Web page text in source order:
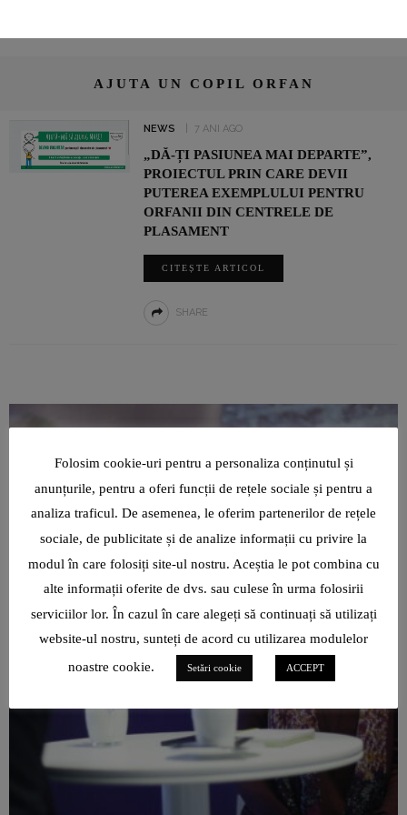
AJUTA UN COPIL ORFAN
NEWS 7 ANI AGO
„DĂ-ȚI PASIUNEA MAI DEPARTE”,
PROIECTUL PRIN CARE DEVII
PUTEREA EXEMPLULUI PENTRU
ORFANII DIN CENTRELE DE
PLASAMENT
CITEȘTE ARTICOL
SHARE
Folosim cookie-uri pentru a personaliza conținutul și
anunțurile, pentru a oferi funcții de rețele sociale și pentru a
analiza traficul. De asemenea, le oferim partenerilor de rețele
sociale, de publicitate și de analize informații cu privire la
modul în care folosiți site-ul nostru. Aceștia le pot combina cu
alte informații oferite de dvs. sau culese în urma folosirii
serviciilor lor. În cazul în care alegeți să continuați să utilizați
website-ul nostru, sunteți de acord cu utilizarea modulelor
noastre cookie.
Setări cookie ACCEPT